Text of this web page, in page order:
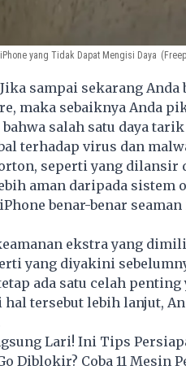
yang Tidak Dapat Mengisi Daya
Jika sampai sekarang
maka sebaiknya Anda
salah satu daya
terhadap virus dan
seperti yang dilansir
aman daripada sistem
benar-benar
ekstra yang
yang diyakini
ada satu celah
hal tersebut lebih lanjut,
Lari! Ini Tips
Diblokir? Coba 11 Mesin